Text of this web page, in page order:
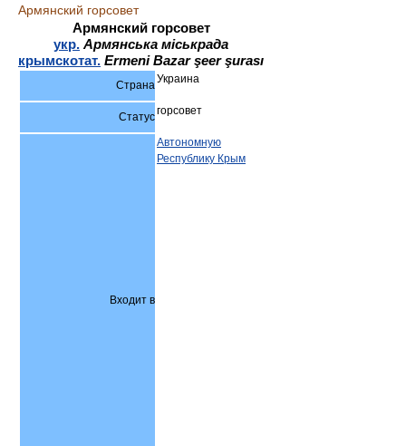
Армянский горсовет
Армянский горсовет
укр. Армянська міськрада
крымскотат. Ermeni Bazar şeer şurası
СтранаУкраина
Статусгорсовет
Входит в
Автономную
Республику Крым